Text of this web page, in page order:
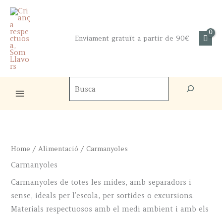
Skip
content
Enviament gratuït a partir de 90€
Home /Alimentació / Carmanyoles
Carmanyoles
Carmanyoles de totes les mides, amb separadors i
sense, ideals per l’escola, per sortides o excursions.
Materials respectuosos amb el medi ambient i amb els